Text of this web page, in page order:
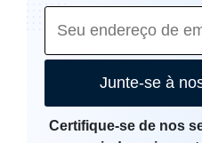
Junte-se à
Certifique-se de nos